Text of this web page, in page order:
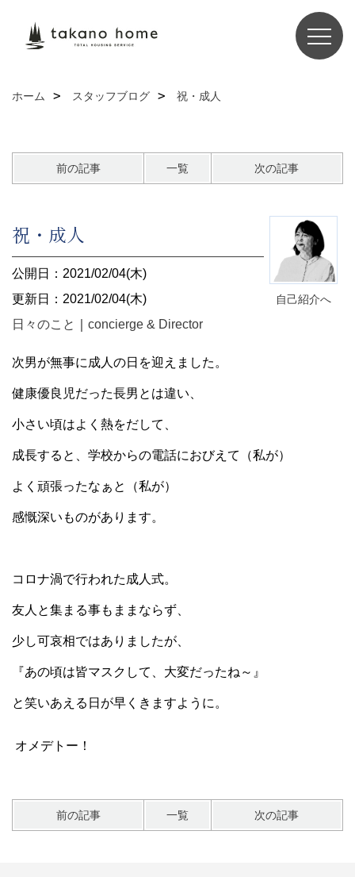
ホーム スタッフブログ 祝・成人
前の記事 一覧 次の記事
自己紹介へ
祝・成人
公開日：2021/02/04(木)
更新日：2021/02/04(木)
日々のこと
concierge & Director
次男が無事に成人の日を迎えました。
健康優良児だった長男とは違い、
小さい頃はよく熱をだして、
成長すると、学校からの電話におびえて（私が）
よく頑張ったなぁと（私が）
感慨深いものがあります。
コロナ渦で行われた成人式。
友人と集まる事もままならず、
少し可哀相ではありましたが、
『あの頃は皆マスクして、大変だったね～』
と笑いあえる日が早くきますように。
オメデトー！
前の記事 一覧 次の記事